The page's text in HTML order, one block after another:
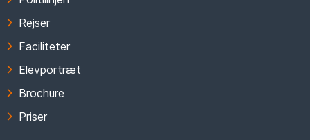
Rejser
Faciliteter
Elevportræt
Brochure
Priser